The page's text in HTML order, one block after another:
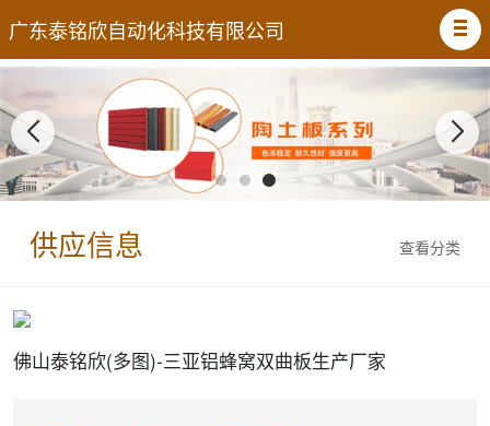
广东泰铭欣自动化科技有限公司
查看分类
供应信息
佛山泰铭欣(多图)-三亚铝蜂窝双曲板生产厂家